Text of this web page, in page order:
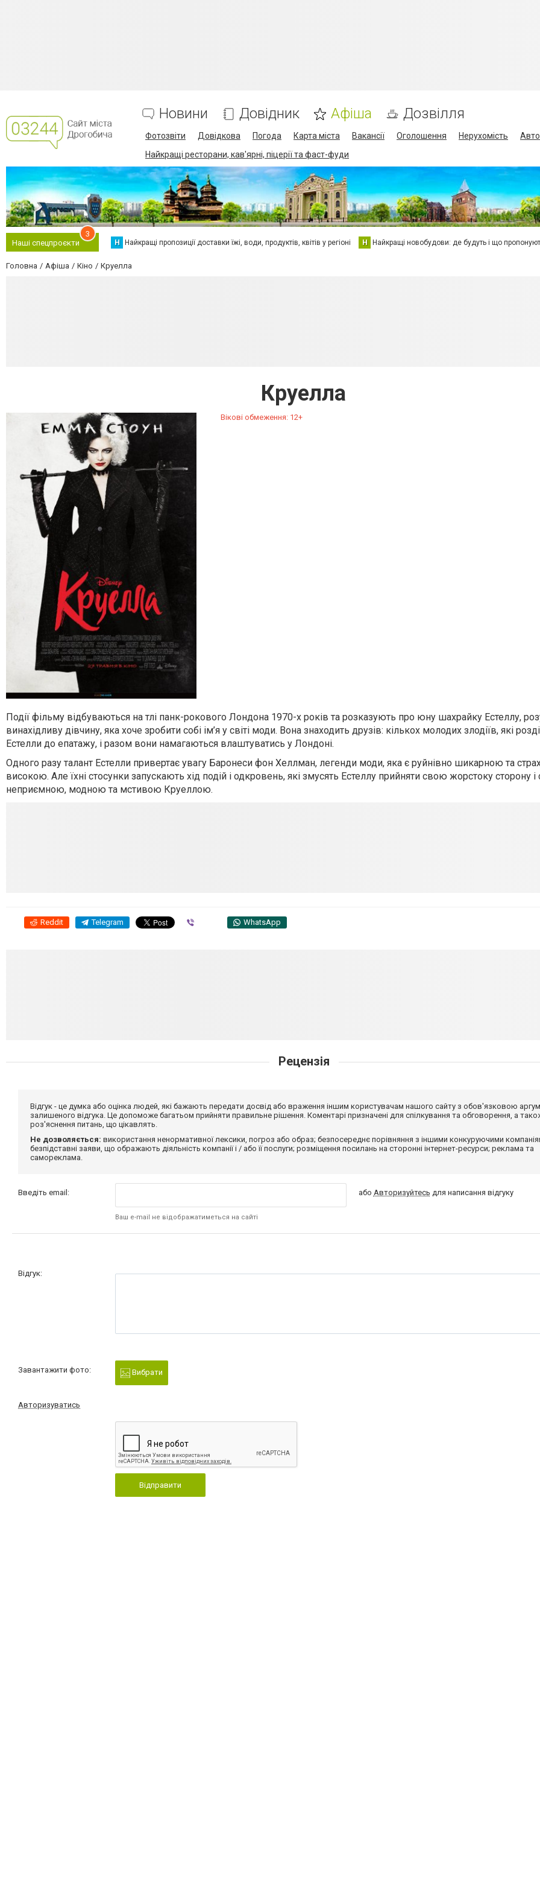
Новини Довідник Афіша Дозвілля
Фотозвіти Довідкова Погода Карта міста Вакансії Оголошення Нерухомість
Найкращі ресторани, кав'ярні, піцерії та фаст-фуди
Наші спецпроєкти
3
Н Найкращі пропозиції доставки їжі, води, продуктів, квітів у регіоні Н Найкращі новобудови: де будуть і що
Головна Афіша Кіно Круелла
Круелла
Вікові обмеження: 12+
Події фільму відбуваються на тлі панк-рокового Лондона 1970-х років та розказують про юну шахрайку Естеллу,
винахідливу дівчину, яка хоче зробити собі ім’я у світі моди. Вона знаходить друзів: кількох молодих злодіїв, які
Естелли до епатажу, і разом вони намагаються влаштуватись у Лондоні.
Одного разу талант Естелли привертає увагу Баронеси фон Хеллман, легенди моди, яка є руйнівно шикарною та
високою. Але їхні стосунки запускають хід подій і одкровень, які змусять Естеллу прийняти свою жорстоку сторону і
неприємною, модною та мстивою Круеллою.
Reddit Telegram WhatsApp
Рецензія
Відгук - це думка або оцінка людей, які бажають передати досвід або враження іншим користувачам нашого сайту з обов'язковою
залишеного відгука. Це допоможе багатьом прийняти правильне рішення. Коментарі призначені для спілкування та обговорення, а
роз'яснення питань, що цікавлять.
Не дозволяється: використання ненормативної лексики, погроз або образ; безпосереднє порівняння з іншими конкуруючими
безпідставні заяви, що ображають діяльність компанії і / або її послуги; розміщення посилань на сторонні інтернет-ресурси; реклама та
самореклама.
Введіть email:
Ваш e-mail не відображатиметься на сайті
або Авторизуйтесь для написання відгуку
Відгук:
Завантажити фото: Вибрати
Авторизуватись
Відправити